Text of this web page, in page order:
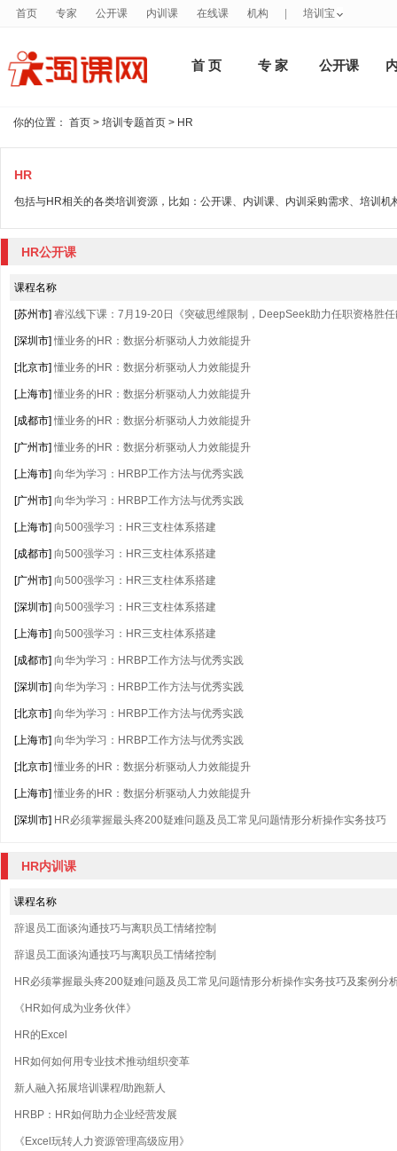
首 页 专 家 公开课
你的位置： 首页 > 培训专题首页 > HR
HR
包括与HR相关的各类培训资源，比如：公开课、内训课、内训采购需求、培训
HR公开课
课程名称
[苏州市] 睿泓线下课：7月19-20日《突破思维限制，DeepSeek助力任职资格胜
[深圳市] 懂业务的HR：数据分析驱动人力效能提升
[北京市] 懂业务的HR：数据分析驱动人力效能提升
[上海市] 懂业务的HR：数据分析驱动人力效能提升
[成都市] 懂业务的HR：数据分析驱动人力效能提升
[广州市] 懂业务的HR：数据分析驱动人力效能提升
[上海市] 向华为学习：HRBP工作方法与优秀实践
[广州市] 向华为学习：HRBP工作方法与优秀实践
[上海市] 向500强学习：HR三支柱体系搭建
[成都市] 向500强学习：HR三支柱体系搭建
[广州市] 向500强学习：HR三支柱体系搭建
[深圳市] 向500强学习：HR三支柱体系搭建
[上海市] 向500强学习：HR三支柱体系搭建
[成都市] 向华为学习：HRBP工作方法与优秀实践
[深圳市] 向华为学习：HRBP工作方法与优秀实践
[北京市] 向华为学习：HRBP工作方法与优秀实践
[上海市] 向华为学习：HRBP工作方法与优秀实践
[北京市] 懂业务的HR：数据分析驱动人力效能提升
[上海市] 懂业务的HR：数据分析驱动人力效能提升
[深圳市] HR必须掌握最头疼200疑难问题及员工常见问题情形分析操作实务技巧
HR内训课
课程名称
辞退员工面谈沟通技巧与离职员工情绪控制
辞退员工面谈沟通技巧与离职员工情绪控制
HR必须掌握最头疼200疑难问题及员工常见问题情形分析操作实务技巧及案例分
《HR如何成为业务伙伴》
HR的Excel
HR如何如何用专业技术推动组织变革
新人融入拓展培训课程/助跑新人
HRBP：HR如何助力企业经营发展
《Excel玩转人力资源管理高级应用》
首页 专家 公开课 内训课 在线课 机构 培训宝